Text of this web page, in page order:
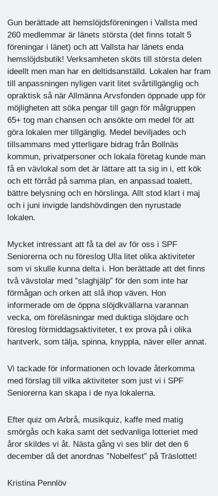
Gun berättade att hemslöjdsföreningen i Vallsta med
260 medlemmar är länets största (det finns totalt 5
föreningar i länet) och att Vallsta har länets enda
hemslöjdsbutik! Verksamheten sköts till största delen
ideellt men man har en deltidsanställd. Lokalen har fram
till anpassningen nyligen varit litet svårtillgänglig och
opraktisk så när Allmänna Arvsfonden öppnade upp för
möjligheten att söka pengar till gagn för målgruppen
65+ tog man chansen och ansökte om medel för att
göra lokalen mer tillgänglig. Medel beviljades och
tillsammans med ytterligare bidrag från Bollnäs
kommun, privatpersoner och lokala företag kunde man
få en vävlokal som det är lättare att ta sig in i, ett kök
och ett förråd på samma plan, en anpassad toalett,
bättre belysning och en hörslinga. Allt stod klart i maj
och i juni invigde landshövdingen den nyrustade
lokalen.
Mycket intressant att få ta del av för oss i SPF
Seniorerna och nu föreslog Ulla litet olika aktiviteter
som vi skulle kunna delta i. Hon berättade att det finns
två vävstolar med ”slaghjälp” för den som inte har
förmågan och orken att slå ihop väven. Hon
informerade om de öppna slöjdkvällarna varannan
vecka, om föreläsningar med duktiga slöjdare och
föreslog förmiddagsaktiviteter, t ex prova på i olika
hantverk, som tälja, spinna, knyppla, näver eller annat.
Vi tackade för informationen och lovade återkomma
med förslag till vilka aktiviteter som just vi i SPF
Seniorerna kan skapa i de nya lokalerna.
Efter quiz om Arbrå, musikquiz, kaffe med matig
smörgås och kaka samt det sedvanliga lotteriet med
åror skildes vi åt. Nästa gång vi ses blir det den 6
december då det anordnas ”Nobelfest” på Träslottet!
Kristina Pennlöv